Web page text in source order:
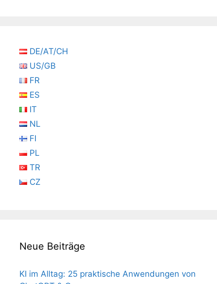
DE/AT/CH
US/GB
FR
ES
IT
NL
FI
PL
TR
CZ
Neue Beiträge
KI im Alltag: 25 praktische Anwendungen von